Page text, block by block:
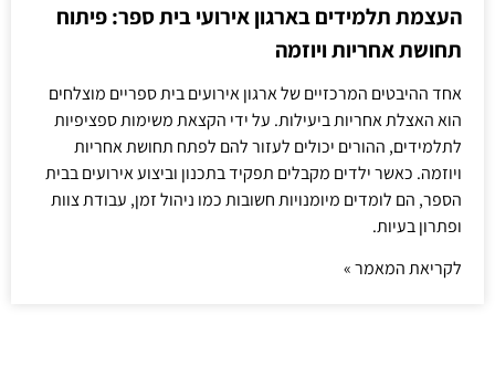
העצמת תלמידים בארגון אירועי בית ספר: פיתוח
תחושת אחריות ויוזמה
אחד ההיבטים המרכזיים של ארגון אירועים בית ספריים מוצלחים
הוא האצלת אחריות ביעילות. על ידי הקצאת משימות ספציפיות
לתלמידים, ההורים יכולים לעזור להם לפתח תחושת אחריות
ויוזמה. כאשר ילדים מקבלים תפקיד בתכנון וביצוע אירועים בבית
הספר, הם לומדים מיומנויות חשובות כמו ניהול זמן, עבודת צוות
ופתרון בעיות.
לקריאת המאמר »